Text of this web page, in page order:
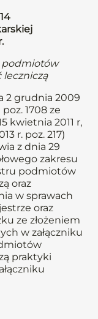
podmiotów
leczniczą
2 grudnia 2009
1708 ze
kwietnia 2011 r,
r. poz. 217)
z dnia 29
zakresu
podmiotów
oraz
w sprawach
oraz
ze złożeniem
w załączniku
praktyki